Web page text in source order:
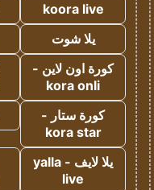
koora live
يلا شوت
كورة اون لاين -
kora onli
كورة ستار -
kora star
يلا لايف - yalla
live